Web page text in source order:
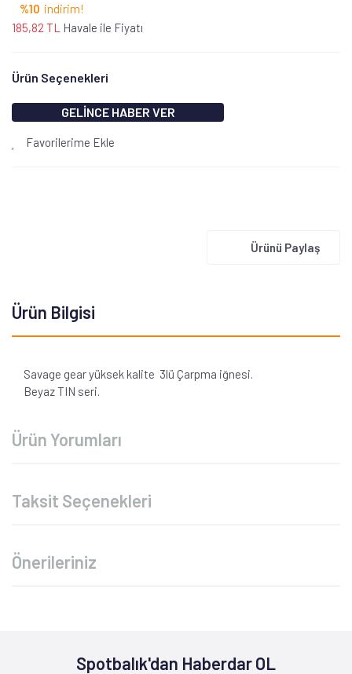
%10 indirim!
185,82 TL
Havale ile Fiyatı
Ürün Seçenekleri
GELİNCE HABER VER
Favorilerime Ekle
Ürünü Paylaş
Ürün Bilgisi
Savage gear yüksek kalite 3lü Çarpma iğnesi.
Beyaz TIN seri.
Ürün Yorumları
Taksit Seçenekleri
Önerileriniz
Spotbalık'dan Haberdar OL